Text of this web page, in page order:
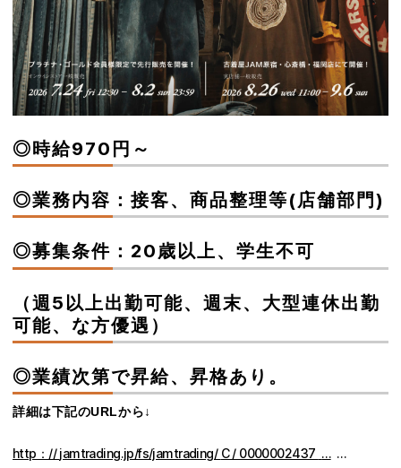
◎時給970円～
◎業務内容：接客、商品整理等(店舗部門)
◎募集条件：20歳以上、学生不可
（週5以上出勤可能、週末、大型連休出勤
可能、な方優遇）
◎業績次第で昇給、昇格あり。
詳細は下記のURLから↓
http：//jamtrading.jp/fs/jamtrading/ C / 0000002437 ……